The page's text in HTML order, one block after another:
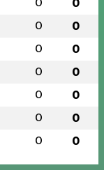
0 0
0 0
0 0
0 0
0 0
0 0
0 0